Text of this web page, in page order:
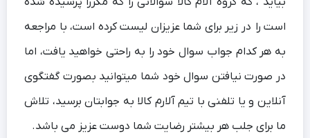
است را در زیر برای شما عزیزان لیست کرده است، با مراجعه
به هر کدام جواب سوال خود را به راحتی خواهید یافت، اما
در صورت نیافتن سوال خود شما میتوانید بصورت گفتگوی
آنلاین و یا تلفنی با تیم آلارم کالا به جوابتان برسید، تلاش
ما برای جلب هر بیشتر رضایت شما دوست عزیز می باشد.